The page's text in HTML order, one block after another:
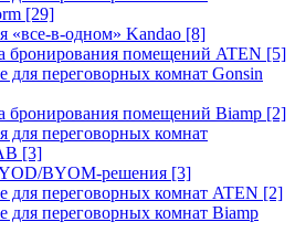
[29]
«все-в-одном» Kandao [8]
бронирования помещений ATEN [5]
для переговорных комнат Gonsin
бронирования помещений Biamp [2]
для переговорных комнат
[3]
BYOM-решения [3]
для переговорных комнат ATEN [2]
для переговорных комнат Biamp